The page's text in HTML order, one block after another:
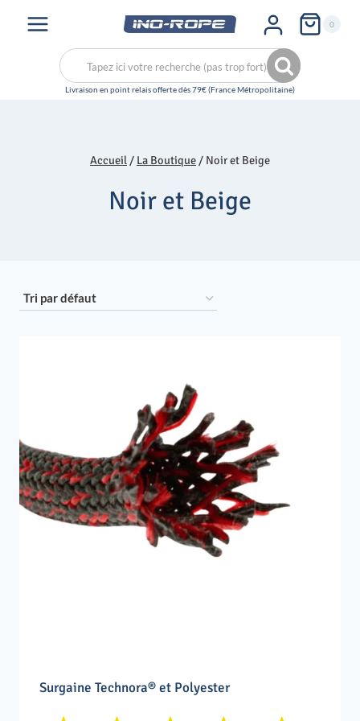
0
Recherche
pour :
Recherche
Accueil / La Boutique / Noir et Beige
Noir et Beige
Surgaine Technora® et Polyester